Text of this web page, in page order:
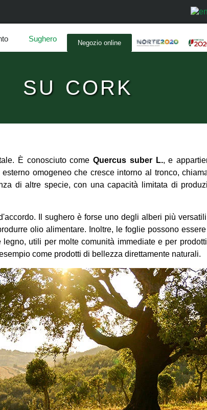
Sughero Negozio online
SU CORK
È conosciuto comeQuercus suber L., e
omogeneo che cresce intorno al tronco,
di altre specie, con una capacità limitata di
Il sughero è forse uno degli alberi più
olio alimentare. Inoltre, le foglie possono
utili per molte comunità immediate e per
come prodotti di bellezza direttamente naturali.